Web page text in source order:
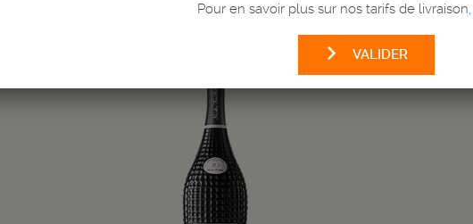
Pour en savoir plus sur nos tarifs de livraison,
VALIDER